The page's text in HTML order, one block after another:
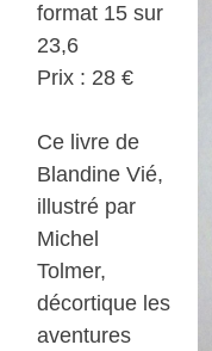
format 15 sur
23,6
Prix : 28 €
Ce livre de
Blandine Vié,
illustré par
Michel
Tolmer,
décortique les
aventures